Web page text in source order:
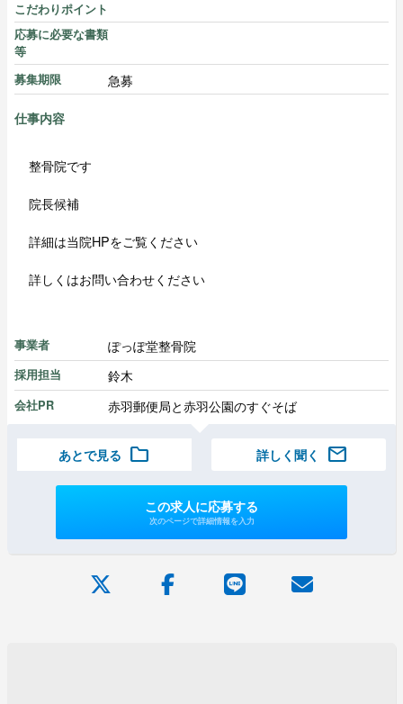
こだわりポイント
応募に必要な書類
等
募集期限
急募
仕事内容
整骨院です
院長候補
詳細は当院HPをご覧ください
詳しくはお問い合わせください
事業者 ぽっぽ堂整骨院
採用担当 鈴木
会社PR 赤羽郵便局と赤羽公園のすぐそば
あとで見る folder 詳しく聞く mail
この求人に応募する
次のページで詳細情報を入力